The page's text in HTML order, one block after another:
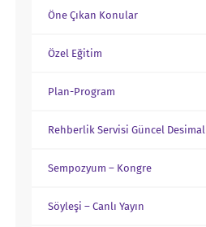
Öne Çıkan Konular
Özel Eğitim
Plan-Program
Rehberlik Servisi Güncel Desimal
Sempozyum – Kongre
Söyleşi – Canlı Yayın